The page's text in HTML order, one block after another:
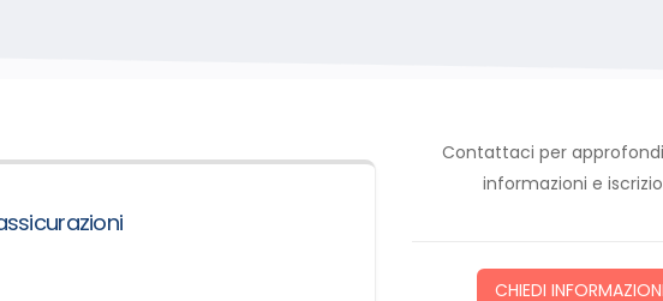
Contattaci per
informazioni e
CHIEDI